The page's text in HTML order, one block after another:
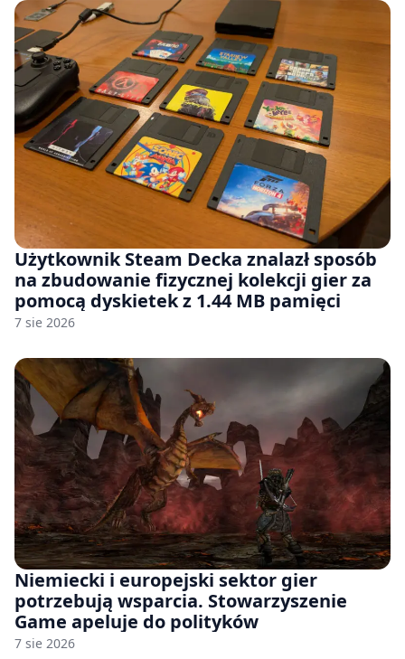
Użytkownik Steam Decka znalazł sposób
na zbudowanie fizycznej kolekcji gier za
pomocą dyskietek z 1.44 MB pamięci
7 sie 2026
Niemiecki i europejski sektor gier
potrzebują wsparcia. Stowarzyszenie
Game apeluje do polityków
7 sie 2026